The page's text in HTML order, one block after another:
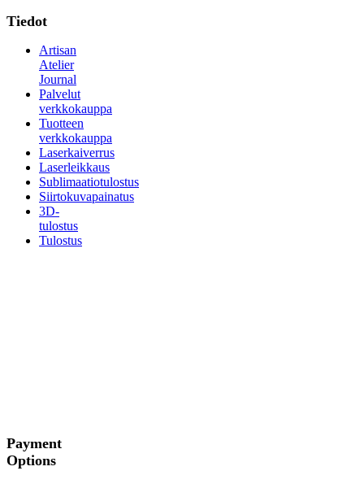
Tiedot
Artisan
Atelier
Journal
Palvelut
verkkokauppa
Tuotteen
verkkokauppa
Laserkaiverrus
Laserleikkaus
Sublimaatiotulostus
Siirtokuvapainatus
3D-
tulostus
Tulostus
Payment
Options